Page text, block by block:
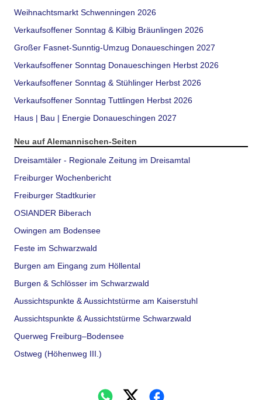
Weihnachtsmarkt Schwenningen 2026
Verkaufsoffener Sonntag & Kilbig Bräunlingen 2026
Großer Fasnet-Sunntig-Umzug Donaueschingen 2027
Verkaufsoffener Sonntag Donaueschingen Herbst 2026
Verkaufsoffener Sonntag & Stühlinger Herbst 2026
Verkaufsoffener Sonntag Tuttlingen Herbst 2026
Haus | Bau | Energie Donaueschingen 2027
Neu auf Alemannischen-Seiten
Dreisamtäler - Regionale Zeitung im Dreisamtal
Freiburger Wochenbericht
Freiburger Stadtkurier
OSIANDER Biberach
Owingen am Bodensee
Feste im Schwarzwald
Burgen am Eingang zum Höllental
Burgen & Schlösser im Schwarzwald
Aussichtspunkte & Aussichtstürme am Kaiserstuhl
Aussichtspunkte & Aussichtstürme Schwarzwald
Querweg Freiburg–Bodensee
Ostweg (Höhenweg III.)